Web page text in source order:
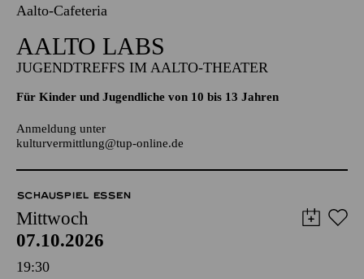
07.10.2026
17:30 - 19:00
Aalto-Cafeteria
AALTO LABS
Für Kinder und Jugendliche von 10 bis 13 Jahren
kulturvermittlung@tup-online.de
SCHAUSPIEL ESSEN
Mittwoch